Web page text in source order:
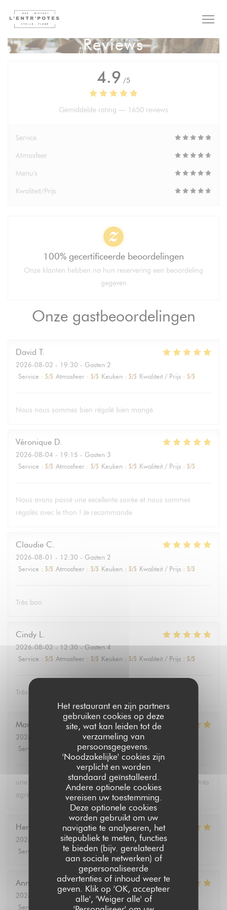
Het restaurant en zijn partners
gebruiken cookies op deze
site, wat kan leiden tot de
verzameling van
persoonsgegevens.
'Noodzakelijke' cookies zijn
verplicht en worden
standaard geïnstalleerd.
Andere optionele cookies
vereisen uw toestemming.
Deze optionele cookies
worden gebruikt om uw
navigatie te analyseren, het
sitepubliek te meten, functies
te bieden (bijv. gerelateerd
aan sociale netwerken) of
gepersonaliseerde
advertenties of inhoud weer te
geven. Klik op 'OK, accepteer
alle', 'Weiger alle' of
Reviews
Onze gastbeoordelingen
David T
2026-08-02 - 19:30 - Gasten 2
Service : 5/5 Atmosfeer : 5/5 Keuken : 5/5 Kwaliteit / Prijs : 5/5
Nous nous sommes bien régalé bien mangé
Véronique D
2026-08-04 - 19:15 - Gasten 3
Service : 5/5 Atmosfeer : 5/5 Keuken : 5/5 Kwaliteit / Prijs : 5/5
Nous avons passé une excellente soirée et nous sommes
régalés avec le thon ! Je recommande
Claudie C
2026-08-01 - 12:30 - Gasten 2
Service : 5/5 Atmosfeer : 5/5 Keuken : 5/5 Kwaliteit / Prijs : 5/5
Très bon
Cindy L
2026-08-02- 12:30 - Gasten 4
Service : 5/5 Atmosfeer : 5/5 Keuken : 5/5 Kwaliteit / Prijs : 5/5
Très bon repas, équipe serviable!
Marie-Paule B
2026-08-01
- 19:15 - Gasten 2
Service
Atmosfeer: 5/5 Keuken: 5/5 Kwaliteit / Prijs
une carte bien fournie, des plats excellents et un personnel très
agréable
Hervé
2026-08-04
- 12:00 - Gasten 2
Service
Atmosfeer: 5/5 Keuken: 5/5 Kwaliteit / Prijs
Annie
2026-08-03
- 19:00 - Gasten 2
Service
Atmosfeer: 5/5 Keuken: 5/5 Kwaliteit / Prijs
4.9 /5
Gemiddelde rating — 1650 reviews
Service
Atmosfeer
Menu's
Kwaliteit/Prijs
100% gecertificeerde beoordelingen
Onze klanten hebben na hun reservering een beoordeling
gegeven